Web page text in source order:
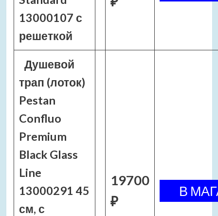
13000107 с
решеткой
Душевой
трап (лоток)
Pestan
Confluo
Premium
Black Glass
Line
13000291 45
см, с
19700
₽